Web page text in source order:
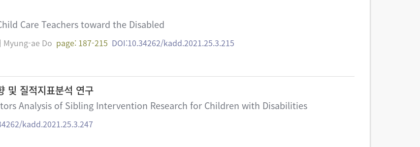
Care Teachers toward the Disabled
Myung-ae Do page: 187-215 DOI:10.34262/kadd.2021.25.3.215
및 질적지표분석 연구
Analysis of Sibling Intervention Research for Children with Disabilities
kadd.2021.25.3.247